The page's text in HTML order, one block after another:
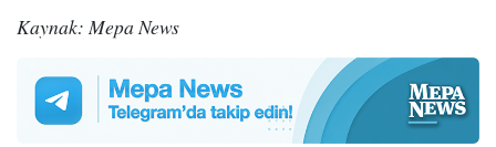
Kaynak: Mepa News